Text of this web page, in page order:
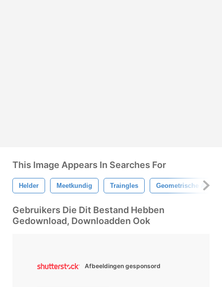
This Image Appears In Searches For
Helder Meetkundig Traingles Geometrische
Gebruikers Die Dit Bestand Hebben
Gedownload, Downloadden Ook
Afbeeldingen gesponsord